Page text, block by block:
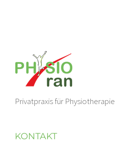
Privatpraxis für Physiotherapie
KONTAKT